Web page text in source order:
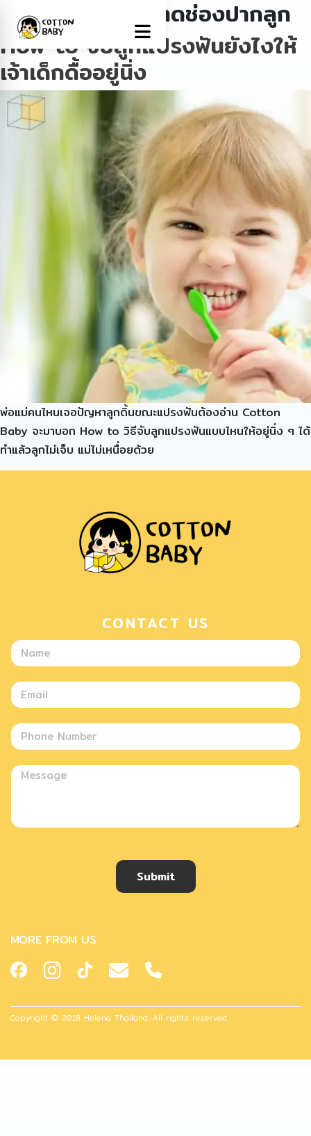
Tag:ทำความสะอาดช่องปากลูก
How to จับลูกแปรงฟันยังไงให้
เจ้าเด็กดื้ออยู่นิ่ง
พ่อแม่คนไหนเจอปัญหาลูกดิ้นขณะแปรงฟันต้องอ่าน Cotton
Baby จะมาบอก How to วิธีจับลูกแปรงฟันแบบไหนให้อยู่นิ่ง ๆ ได้
ทำแล้วลูกไม่เจ็บ แม่ไม่เหนื่อยด้วย
CONTACT US
Submit
MORE FROM US
Copyright © 2018 Helena Thailand. All rights reserved.